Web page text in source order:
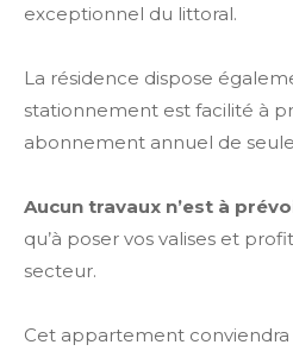
exceptionnel du littoral.
La résidence dispose
stationnement est facilité à
abonnement annuel de
Aucun travaux n’est à
qu’à poser vos valises et
secteur.
Cet appartement